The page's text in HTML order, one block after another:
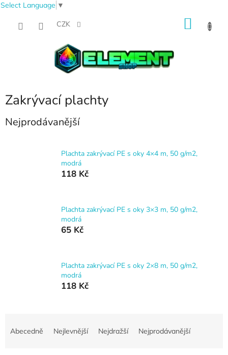
Select Language ▼
CZK
Zakrývací plachty
Nejprodávanější
Plachta zakrývací PE s oky 4×4 m, 50 g/m2,
modrá
118 Kč
Plachta zakrývací PE s oky 3×3 m, 50 g/m2,
modrá
65 Kč
Plachta zakrývací PE s oky 2×8 m, 50 g/m2,
modrá
118 Kč
Abecedně Nejlevnější Nejdražší Nejprodávanější